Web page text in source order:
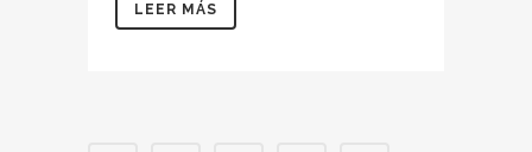
LEER MÁS